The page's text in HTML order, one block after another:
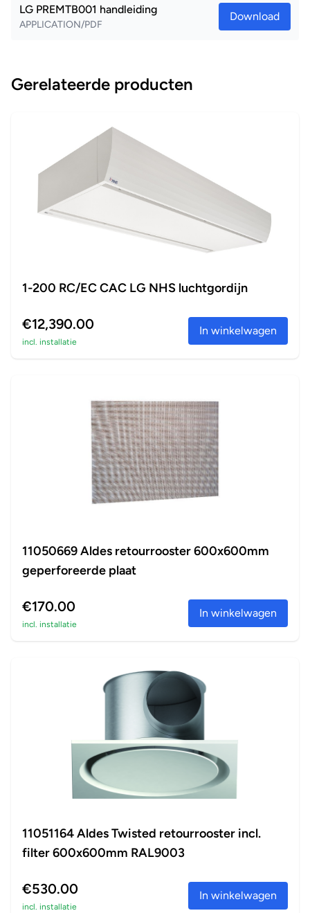
LG PREMTB001 handleiding
APPLICATION/PDF
Download
Gerelateerde producten
1-200 RC/EC CAC LG NHS luchtgordijn
€12,390.00
incl. installatie
In winkelwagen
11050669 Aldes retourrooster 600x600mm
geperforeerde plaat
€170.00
incl. installatie
In winkelwagen
11051164 Aldes Twisted retourrooster incl.
filter 600x600mm RAL9003
€530.00
incl. installatie
In winkelwagen